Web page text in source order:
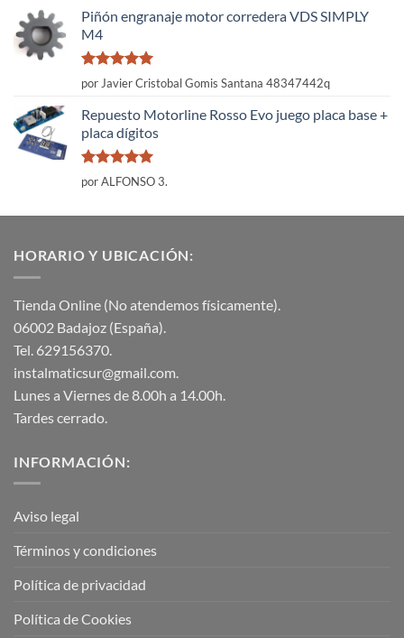
Piñón engranaje motor corredera VDS SIMPLY
M4
Valorado
con
por Javier Cristobal Gomis Santana 48347442q
Repuesto Motorline Rosso Evo juego placa base +
placa dígitos
Valorado
con
por ALFONSO 3.
HORARIO Y UBICACIÓN:
Tienda Online (No atendemos físicamente).
06002 Badajoz (España).
Tel. 629156370.
instalmaticsur@gmail.com.
Lunes a Viernes de 8.00h a 14.00h.
Tardes cerrado.
INFORMACIÓN:
Aviso legal
Términos y condiciones
Política de privacidad
Política de Cookies